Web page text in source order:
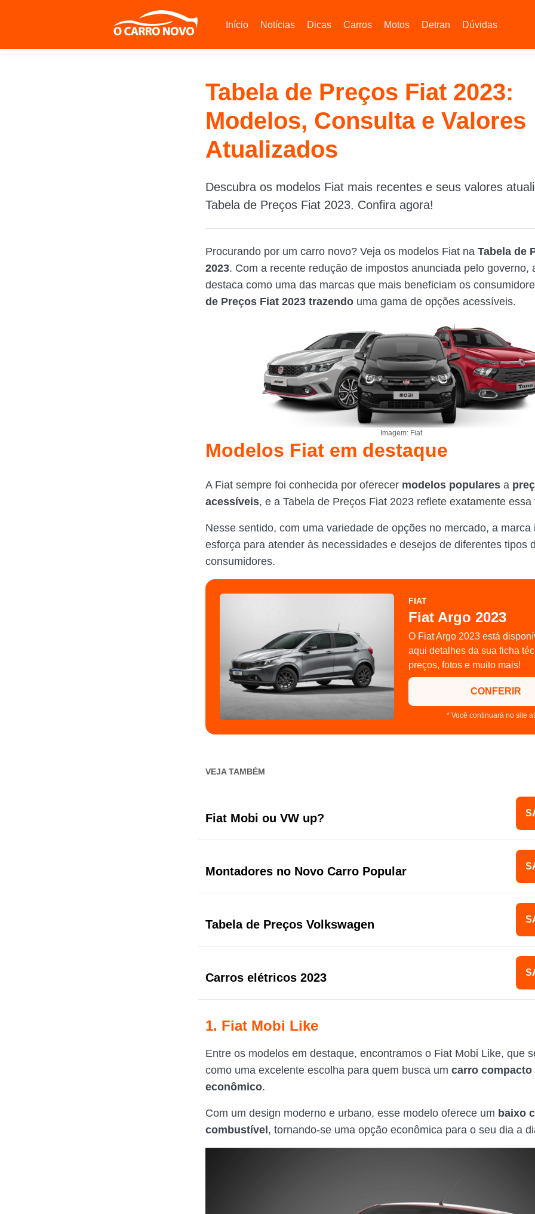
Início Notícias Dicas Carros Motos Detran Dúvidas
Tabela de Preços Fiat 2023:
Modelos, Consulta e Valores
Atualizados
Descubra os modelos Fiat mais recentes e seus valores
Tabela de Preços Fiat 2023. Confira agora!
Procurando por um carro novo? Veja os modelos Fiat na Tabela de
2023. Com a recente redução de impostos anunciada pelo governo,
destaca como uma das marcas que mais beneficiam os
de Preços Fiat 2023 trazendo uma gama de opções acessíveis.
Imagem: Fiat
Modelos Fiat em destaque
A Fiat sempre foi conhecida por oferecer modelos populares a
acessíveis, e a Tabela de Preços Fiat 2023 reflete exatamente essa
Nesse sentido, com uma variedade de opções no mercado, a marca
esforça para atender às necessidades e desejos de diferentes tipos
consumidores.
FIAT
Fiat Argo 2023
O Fiat Argo 2023 está
aqui detalhes da sua ficha
preços, fotos e muito mais!
CONFERIR
* Você continuará no site
VEJA TAMBÉM
Fiat Mobi ou VW up?
Montadores no Novo Carro Popular
Tabela de Preços Volkswagen
Carros elétricos 2023
1. Fiat Mobi Like
Entre os modelos em destaque, encontramos o Fiat Mobi Like, que
como uma excelente escolha para quem busca um carro compacto
econômico.
Com um design moderno e urbano, esse modelo oferece um baixo
combustível , tornando-se uma opção econômica para o seu dia a